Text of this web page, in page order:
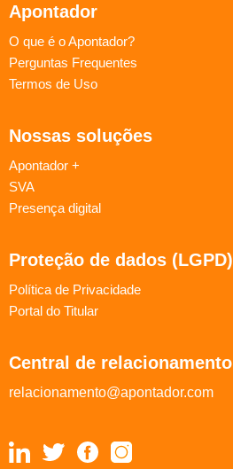
Apontador
O que é o Apontador?
Perguntas Frequentes
Termos de Uso
Nossas soluções
Apontador +
SVA
Presença digital
Proteção de dados (LGPD)
Política de Privacidade
Portal do Titular
Central de relacionamento
relacionamento@apontador.com